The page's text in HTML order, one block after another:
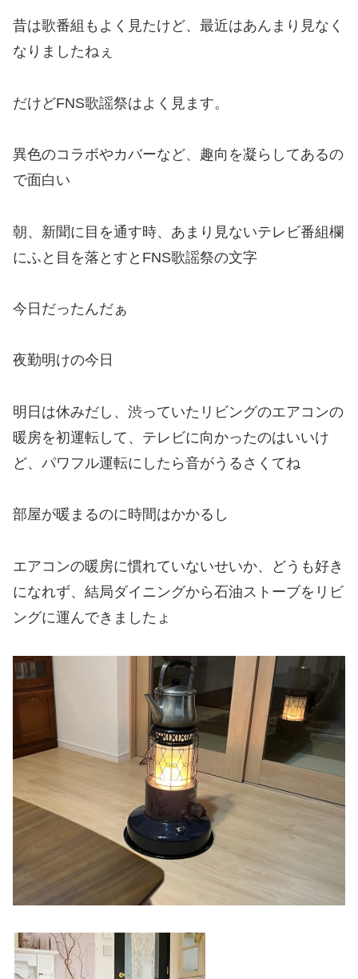
昔は歌番組もよく見たけど、最近はあんまり見なく
なりましたねぇ
だけどFNS歌謡祭はよく見ます。
異色のコラボやカバーなど、趣向を凝らしてあるの
で面白い
朝、新聞に目を通す時、あまり見ないテレビ番組欄
にふと目を落とすとFNS歌謡祭の文字
今日だったんだぁ
夜勤明けの今日
明日は休みだし、渋っていたリビングのエアコンの
暖房を初運転して、テレビに向かったのはいいけ
ど、パワフル運転にしたら音がうるさくてね
部屋が暖まるのに時間はかかるし
エアコンの暖房に慣れていないせいか、どうも好き
になれず、結局ダイニングから石油ストーブをリビ
ングに運んできましたょ